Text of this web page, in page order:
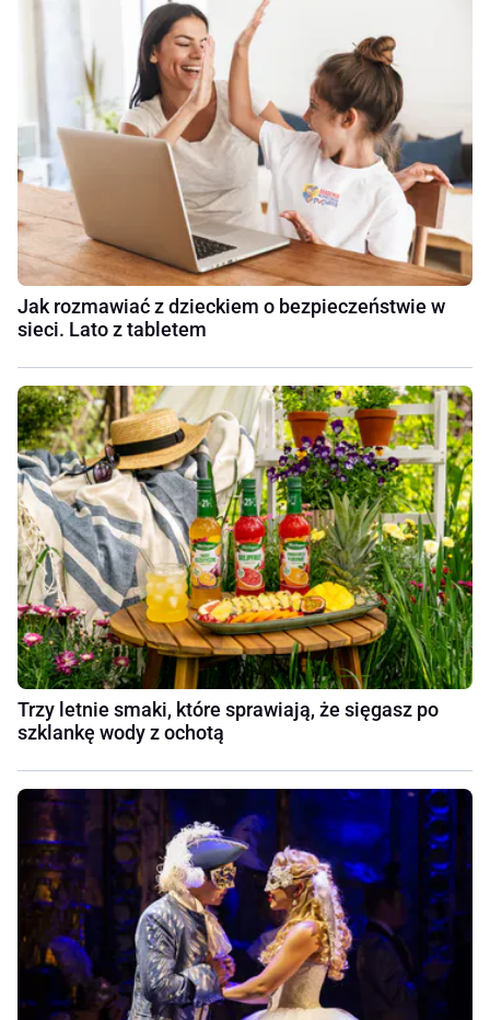
Jak rozmawiać z dzieckiem o bezpieczeństwie w
sieci. Lato z tabletem
Trzy letnie smaki, które sprawiają, że sięgasz po
szklankę wody z ochotą